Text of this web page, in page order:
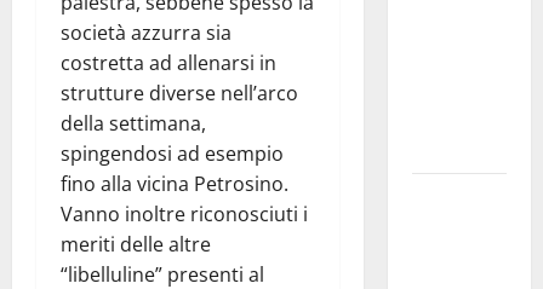
società azzurra sia
costretta ad allenarsi in
strutture diverse nell’arco
della settimana,
spingendosi ad esempio
fino alla vicina Petrosino.
Vanno inoltre riconosciuti i
meriti delle altre
“libelluline” presenti al